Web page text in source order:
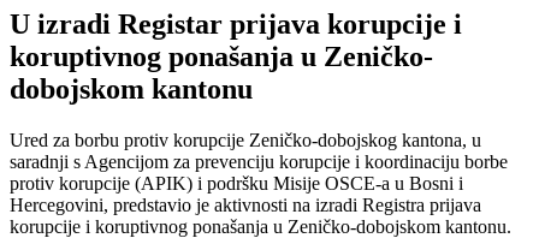
U izradi Registar prijava korupcije i
koruptivnog ponašanja u Zeničko-
dobojskom kantonu
Ured za borbu protiv korupcije Zeničko-dobojskog kantona, u
saradnji s Agencijom za prevenciju korupcije i koordinaciju borbe
protiv korupcije (APIK) i podršku Misije OSCE-a u Bosni i
Hercegovini, predstavio je aktivnosti na izradi Registra prijava
korupcije i koruptivnog ponašanja u Zeničko-dobojskom kantonu.